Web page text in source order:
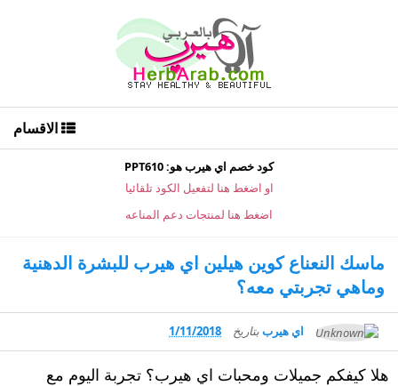
الاقسام
كود خصم اي هيرب هو: PPT610
او اضغط هنا لتفعيل الكود تلقائيا
اضغط هنا لمنتجات دعم المناعه
ماسك النعناع كوين هيلين اي هيرب للبشرة الدهنية
وماهي تجربتي معه؟
اي هيرببتاريخ 1/11/2018
هلا كيفكم جميلات ومحبات اي هيرب؟ تجربة اليوم مع